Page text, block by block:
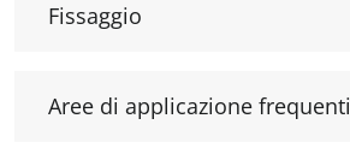
Fissaggio
Aree di applicazione frequenti